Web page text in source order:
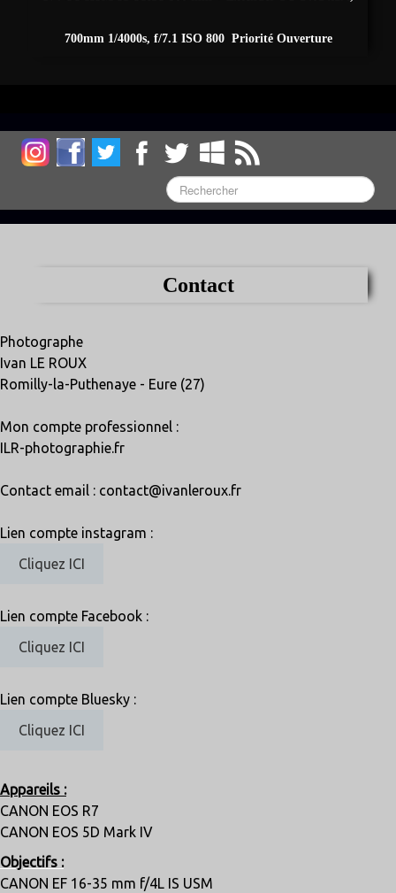
700mm 1/4000s, f/7.1 ISO 800 Priorité Ouverture
Contact
Photographe
Ivan LE ROUX
Romilly-la-Puthenaye - Eure (27)
Mon compte professionnel :
ILR-photographie.fr
Contact email : contact@ivanleroux.fr
Lien compte instagram :
Cliquez ICI
Lien compte Facebook :
Cliquez ICI
Lien compte Bluesky :
Cliquez ICI
Appareils :
CANON EOS R7
CANON EOS 5D Mark IV
Objectifs :
CANON EF 16-35 mm f/4L IS USM